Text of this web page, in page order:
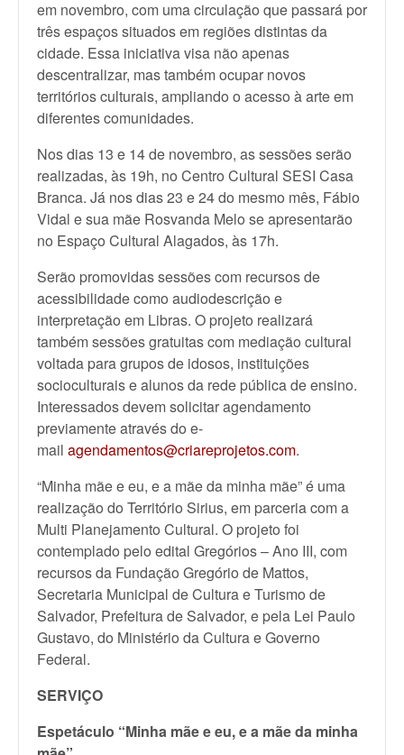
em novembro, com uma circulação que passará por
três espaços situados em regiões distintas da
cidade. Essa iniciativa visa não apenas
descentralizar, mas também ocupar novos
territórios culturais, ampliando o acesso à arte em
diferentes comunidades.
Nos dias 13 e 14 de novembro, as sessões serão
realizadas, às 19h, no Centro Cultural SESI Casa
Branca. Já nos dias 23 e 24 do mesmo mês, Fábio
Vidal e sua mãe Rosvanda Melo se apresentarão
no Espaço Cultural Alagados, às 17h.
Serão promovidas sessões com recursos de
acessibilidade como audiodescrição e
interpretação em Libras. O projeto realizará
também sessões gratuitas com mediação cultural
voltada para grupos de idosos, instituições
socioculturais e alunos da rede pública de ensino.
Interessados devem solicitar agendamento
previamente através do e-
mail agendamentos@criareprojetos.com.
“Minha mãe e eu, e a mãe da minha mãe” é uma
realização do Território Sirius, em parceria com a
Multi Planejamento Cultural. O projeto foi
contemplado pelo edital Gregórios – Ano III, com
recursos da Fundação Gregório de Mattos,
Secretaria Municipal de Cultura e Turismo de
Salvador, Prefeitura de Salvador, e pela Lei Paulo
Gustavo, do Ministério da Cultura e Governo
Federal.
SERVIÇO
Espetáculo “Minha mãe e eu, e a mãe da minha